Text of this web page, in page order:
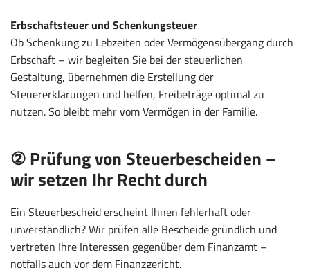
Erbschaftsteuer und Schenkungsteuer
Ob Schenkung zu Lebzeiten oder Vermögensübergang durch
Erbschaft – wir begleiten Sie bei der steuerlichen
Gestaltung, übernehmen die Erstellung der
Steuererklärungen und helfen, Freibeträge optimal zu
nutzen. So bleibt mehr vom Vermögen in der Familie.
② Prüfung von Steuerbescheiden –
wir setzen Ihr Recht durch
Ein Steuerbescheid erscheint Ihnen fehlerhaft oder
unverständlich? Wir prüfen alle Bescheide gründlich und
vertreten Ihre Interessen gegenüber dem Finanzamt –
notfalls auch vor dem Finanzgericht.